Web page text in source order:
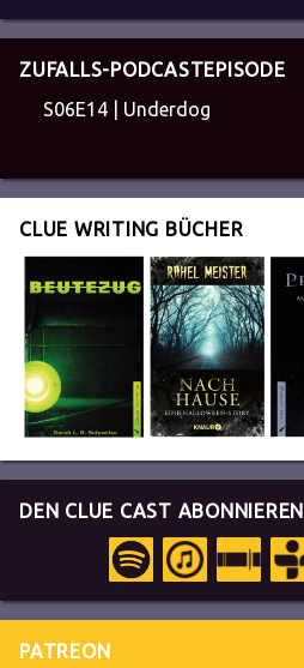
ZUFALLS-PODCASTEPISODE
S06E14 | Underdog
CLUE WRITING BÜCHER
DEN CLUE CAST ABONNIEREN
PATREON